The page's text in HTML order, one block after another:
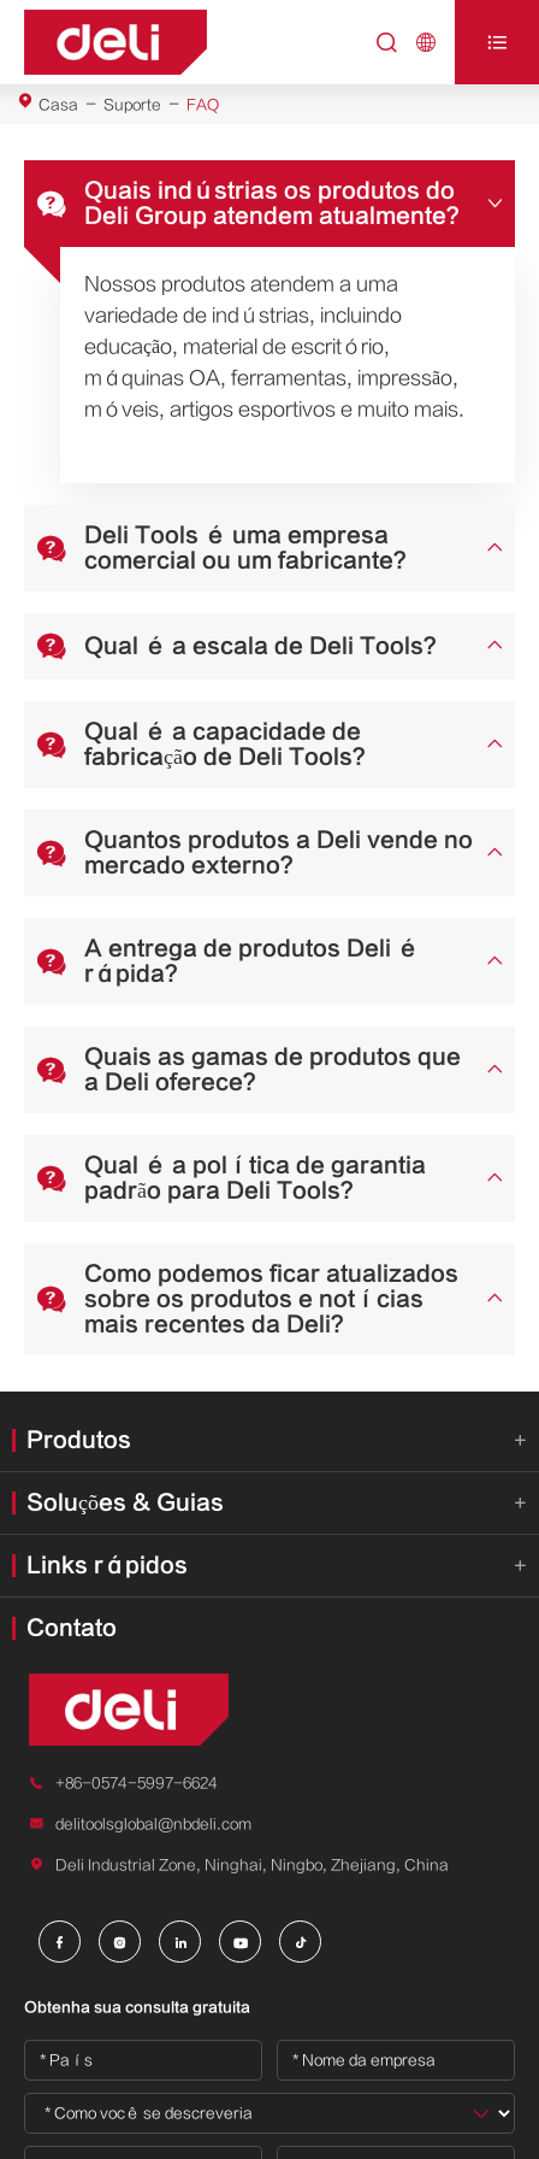
  
Casa Suporte FAQ

Quais indústrias os produtos do
Deli Group atendem atualmente?

Nossos produtos atendem a uma
variedade de indústrias, incluindo
educação, material de escritório,
máquinas OA, ferramentas, impressão,
móveis, artigos esportivos e muito mais.

Deli Tools é uma empresa
comercial ou um fabricante?

 Qual é a escala de Deli Tools? 

Qual é a capacidade de
fabricação de Deli Tools?


Quantos produtos a Deli vende no
mercado externo?


A entrega de produtos Deli é
rápida?


Quais as gamas de produtos que
a Deli oferece?


Qual é a política de garantia
padrão para Deli Tools?


Como podemos ficar atualizados
sobre os produtos e notícias
mais recentes da Deli?

Produtos 
Soluções & Guias 
Links rápidos 
Contato
 +86-0574-5997-6624
 delitoolsglobal@nbdeli.com
 Deli Industrial Zone, Ninghai, Ningbo, Zhejiang, China
    
Obtenha sua consulta gratuita